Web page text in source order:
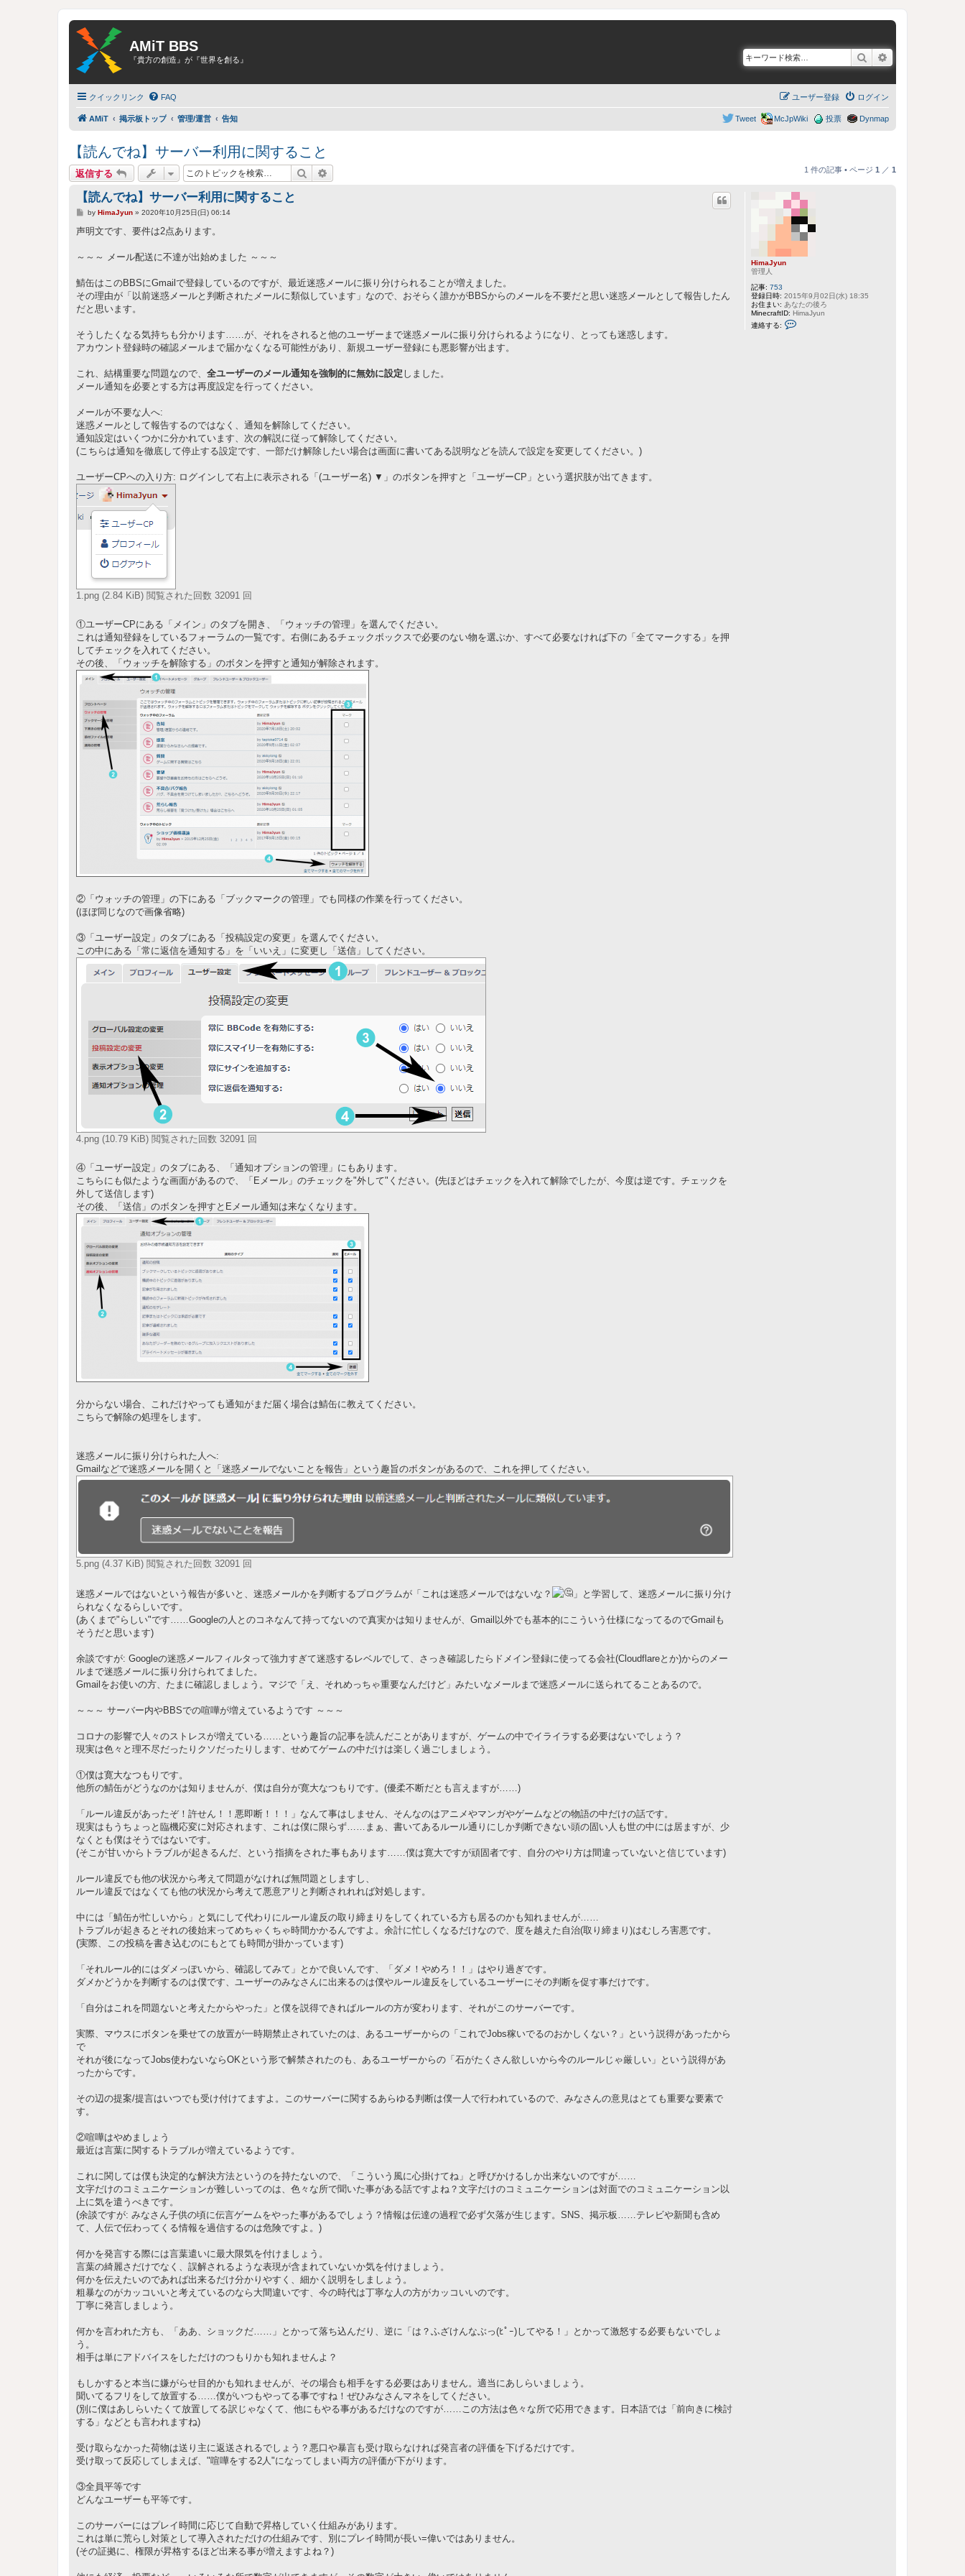
AMiT BBS
『貴方の創造』が『世界を創る』 検索
クイックリンク FAQ ログイン
ユーザー登録
AMiT 掲示板トップ 管理/運営 告知 Dynmap
投票
McJpWiki
Tweet
【読んでね】サーバー利用に関すること
返信する 検索 1 件の記事 • ページ 1 ／ 1
HimaJyun
管理人
記事: 753
登録日時: 2015年9月02日(水) 18:35
お住まい: あなたの後ろ
MinecraftID: HimaJyun
連絡する:
【読んでね】サーバー利用に関すること
投
記
事
by HimaJyun» 2020年10月25日(日) 06:14
声明文です、要件は2点あります。
～～～ メール配送に不達が出始めました ～～～
鯖缶はこのBBSにGmailで登録しているのですが、最近迷惑メールに振り分けられることが増えました。
その理由が「以前迷惑メールと判断されたメールに類似しています」なので、おそらく誰かがBBSからのメールを不要だと思い迷惑メールとして報告したん
だと思います。
そうしたくなる気持ちも分かります……が、それをされると他のユーザーまで迷惑メールに振り分けられるようになり、とっても迷惑します。
アカウント登録時の確認メールまで届かなくなる可能性があり、新規ユーザー登録にも悪影響が出ます。
これ、結構重要な問題なので、 全ユーザーのメール通知を強制的に無効に設定 しました。
メール通知を必要とする方は再度設定を行ってください。
メールが不要な人へ:
迷惑メールとして報告するのではなく、通知を解除してください。
通知設定はいくつかに分かれています、次の解説に従って解除してください。
(こちらは通知を徹底して停止する設定です、一部だけ解除したい場合は画面に書いてある説明などを読んで設定を変更してください。)
ユーザーCPへの入り方: ログインして右上に表示される「(ユーザー名) ▼」のボタンを押すと「ユーザーCP」という選択肢が出てきます。
1.png (2.84 KiB) 閲覧された回数 32091 回
①ユーザーCPにある「メイン」のタブを開き、「ウォッチの管理」を選んでください。
これは通知登録をしているフォーラムの一覧です。右側にあるチェックボックスで必要のない物を選ぶか、すべて必要なければ下の「全てマークする」を押
してチェックを入れてください。
その後、「ウォッチを解除する」のボタンを押すと通知が解除されます。
②「ウォッチの管理」の下にある「ブックマークの管理」でも同様の作業を行ってください。
(ほぼ同じなので画像省略)
③「ユーザー設定」のタブにある「投稿設定の変更」を選んでください。
この中にある「常に返信を通知する」を「いいえ」に変更し「送信」してください。
4.png (10.79 KiB) 閲覧された回数 32091 回
④「ユーザー設定」のタブにある、「通知オプションの管理」にもあります。
こちらにも似たような画面があるので、「Eメール」のチェックを"外して"ください。(先ほどはチェックを入れて解除でしたが、今度は逆です。チェックを
外して送信します)
その後、「送信」のボタンを押すとEメール通知は来なくなります。
分からない場合、これだけやっても通知がまだ届く場合は鯖缶に教えてください。
こちらで解除の処理をします。
迷惑メールに振り分けられた人へ:
Gmailなどで迷惑メールを開くと「迷惑メールでないことを報告」という趣旨のボタンがあるので、これを押してください。
5.png (4.37 KiB) 閲覧された回数 32091 回
迷惑メールではないという報告が多いと、迷惑メールかを判断するプログラムが「これは迷惑メールではないな？
」と学習して、迷惑メールに振り分け
られなくなるらしいです。
(あくまで"らしい"です……Googleの人とのコネなんて持ってないので真実かは知りませんが、Gmail以外でも基本的にこういう仕様になってるのでGmailも
そうだと思います)
余談ですが: Googleの迷惑メールフィルタって強力すぎて迷惑するレベルでして、さっき確認したらドメイン登録に使ってる会社(Cloudflareとか)からのメー
ルまで迷惑メールに振り分けられてました。
Gmailをお使いの方、たまに確認しましょう。マジで「え、それめっちゃ重要なんだけど」みたいなメールまで迷惑メールに送られてることあるので。
～～～ サーバー内やBBSでの喧嘩が増えているようです ～～～
コロナの影響で人々のストレスが増えている……という趣旨の記事を読んだことがありますが、ゲームの中でイライラする必要はないでしょう？
現実は色々と理不尽だったりクソだったりします、せめてゲームの中だけは楽しく過ごしましょう。
①僕は寛大なつもりです。
他所の鯖缶がどうなのかは知りませんが、僕は自分が寛大なつもりです。(優柔不断だとも言えますが……)
「ルール違反があったぞ！許せん！！悪即断！！！」なんて事はしません、そんなのはアニメやマンガやゲームなどの物語の中だけの話です。
現実はもうちょっと臨機応変に対応されます、これは僕に限らず……まぁ、書いてあるルール通りにしか判断できない頭の固い人も世の中には居ますが、少
なくとも僕はそうではないです。
(そこが甘いからトラブルが起きるんだ、という指摘をされた事もあります……僕は寛大ですが頑固者です、自分のやり方は間違っていないと信じています)
ルール違反でも他の状況から考えて問題がなければ無問題としますし、
ルール違反ではなくても他の状況から考えて悪意アリと判断されれれば対処します。
中には「鯖缶が忙しいから」と気にして代わりにルール違反の取り締まりをしてくれている方も居るのかも知れませんが……
トラブルが起きるとそれの後始末ってめちゃくちゃ時間かかるんですよ。余計に忙しくなるだけなので、度を越えた自治(取り締まり)はむしろ害悪です。
(実際、この投稿を書き込むのにもとても時間が掛かっています)
「それルール的にはダメっぽいから、確認してみて」とかで良いんです、「ダメ！やめろ！！」はやり過ぎです。
ダメかどうかを判断するのは僕です、ユーザーのみなさんに出来るのは僕やルール違反をしているユーザーにその判断を促す事だけです。
「自分はこれを問題ないと考えたからやった」と僕を説得できればルールの方が変わります、それがこのサーバーです。
実際、マウスにボタンを乗せての放置が一時期禁止されていたのは、あるユーザーからの「これでJobs稼いでるのおかしくない？」という説得があったから
で
それが後になってJobs使わないならOKという形で解禁されたのも、あるユーザーからの「石がたくさん欲しいから今のルールじゃ厳しい」という説得があ
ったからです。
その辺の提案/提言はいつでも受け付けてますよ。このサーバーに関するあらゆる判断は僕一人で行われているので、みなさんの意見はとても重要な要素で
す。
②喧嘩はやめましょう
最近は言葉に関するトラブルが増えているようです。
これに関しては僕も決定的な解決方法というのを持たないので、「こういう風に心掛けてね」と呼びかけるしか出来ないのですが……
文字だけのコミュニケーションが難しいってのは、色々な所で聞いた事がある話ですよね？文字だけのコミュニケーションは対面でのコミュニケーション以
上に気を遣うべきです。
(余談ですが: みなさん子供の頃に伝言ゲームをやった事があるでしょう？情報は伝達の過程で必ず欠落が生じます。SNS、掲示板……テレビや新聞も含め
て、人伝で伝わってくる情報を過信するのは危険ですよ。)
何かを発言する際には言葉遣いに最大限気を付けましょう。
言葉の綺麗さだけでなく、誤解されるような表現が含まれていないか気を付けましょう。
何かを伝えたいのであれば出来るだけ分かりやすく、細かく説明をしましょう。
粗暴なのがカッコいいと考えているのなら大間違いです、今の時代は丁寧な人の方がカッコいいのです。
丁寧に発言しましょう。
何かを言われた方も、「ああ、ショックだ……」とかって落ち込んだり、逆に「は？ふざけんなぶっ(ﾋﾟｰ)してやる！」とかって激怒する必要もないでしょ
う。
相手は単にアドバイスをしただけのつもりかも知れませんよ？
もしかすると本当に嫌がらせ目的かも知れませんが、その場合も相手をする必要はありません。適当にあしらいましょう。
聞いてるフリをして放置する……僕がいつもやってる事ですね！ぜひみなさんマネをしてください。
(別に僕はあしらいたくて放置してる訳じゃなくて、他にもやる事があるだけなのですが……この方法は色々な所で応用できます。日本語では「前向きに検討
する」などとも言われますね)
受け取らなかった荷物は送り主に返送されるでしょう？悪口や暴言も受け取らなければ発言者の評価を下げるだけです。
受け取って反応してしまえば、"喧嘩をする2人"になってしまい両方の評価が下がります。
③全員平等です
どんなユーザーも平等です。
このサーバーにはプレイ時間に応じて自動で昇格していく仕組みがあります。
これは単に荒らし対策として導入されただけの仕組みです、別にプレイ時間が長い=偉いではありません。
(その証拠に、権限が昇格するほど出来る事が増えますよね？)